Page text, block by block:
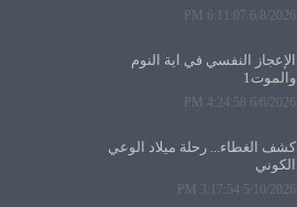
6/8/2026 6:11:07 PM
الإعجاز النفسي في آية النوم
والموت1
6/6/2026 4:24:58 PM
كشف الغطاء... رحلة ميلاد الوعي
الكوني
5/10/2026 3:17:54 PM